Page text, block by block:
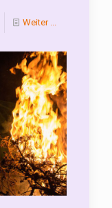
Weiter ...